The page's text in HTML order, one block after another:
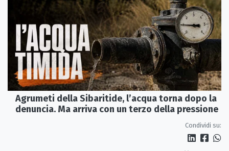
Agrumeti della Sibaritide, l’acqua torna dopo la
denuncia. Ma arriva con un terzo della pressione
Condividi su: